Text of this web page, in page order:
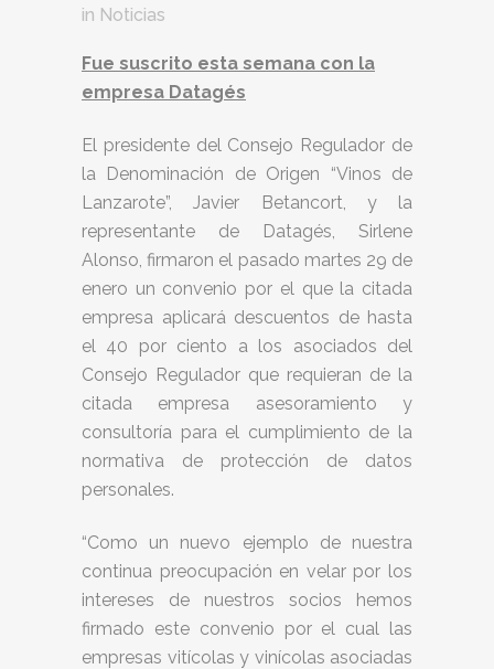
in Noticias
Fue suscrito esta semana con la
empresa Datagés
El presidente del Consejo Regulador de
la Denominación de Origen “Vinos de
Lanzarote”, Javier Betancort, y la
representante de Datagés, Sirlene
Alonso, firmaron el pasado martes 29 de
enero un convenio por el que la citada
empresa aplicará descuentos de hasta
el 40 por ciento a los asociados del
Consejo Regulador que requieran de la
citada empresa asesoramiento y
consultoría para el cumplimiento de la
normativa de protección de datos
personales.
“Como un nuevo ejemplo de nuestra
continua preocupación en velar por los
intereses de nuestros socios hemos
firmado este convenio por el cual las
empresas vitícolas y vinícolas asociadas